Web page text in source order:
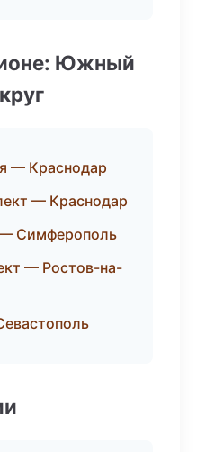
Южный
— Краснодар
— Краснодар
Симферополь
— Ростов-на-